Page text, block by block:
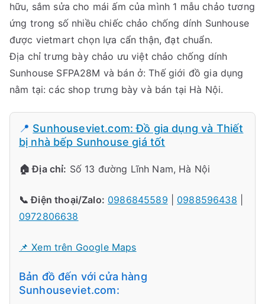
hữu, sắm sửa cho mái ấm của mình 1 mẫu chảo tương
ứng trong số nhiều chiếc chảo chống dính Sunhouse
được vietmart chọn lựa cẩn thận, đạt chuẩn.
Địa chỉ trưng bày chảo ưu việt chảo chống dính
Sunhouse SFPA28M và bán ở: Thế giới đồ gia dụng
nằm tại: các shop trưng bày và bán tại Hà Nội.
📍 Sunhouseviet.com: Đồ gia dụng và Thiết
bị nhà bếp Sunhouse giá tốt
🏠 Địa chỉ: Số 13 đường Lĩnh Nam, Hà Nội
📞 Điện thoại/Zalo: 0986845589 0988596438
0972806638
📌 Xem trên Google Maps
Bản đồ đến với cửa hàng
Sunhouseviet.com: